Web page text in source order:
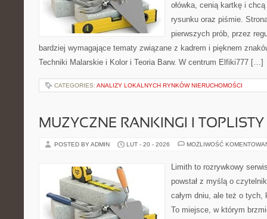
ołówka, cenią kartkę i
rysunku oraz piśmie.
pierwszych prób, przez
bardziej wymagające tematy związane z kadrem i pięknem
Techniki Malarskie i Kolor i Teoria Barw. W centrum Elfiki777 […]
CATEGORIES: ANALIZY LOKALNYCH RYNKÓW NIERUCHOMOŚCI
MUZYCZNE RANKINGI I TOPLISTY
POSTED BY ADMIN LUT - 20 - 2026 MOŻLIWOŚĆ
Limith to rozrywkowy
powstał z myślą o
całym dniu, ale też o
To miejsce, w którym